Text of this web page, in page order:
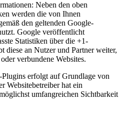
Neben den oben
werden die von Ihnen
den geltenden Google-
Google veröffentlicht
Statistiken über die +1-
diese an Nutzer und Partner weiter,
verbundene Websites.
erfolgt auf Grundlage von
hat ein
umfangreichen Sichtbarkeit